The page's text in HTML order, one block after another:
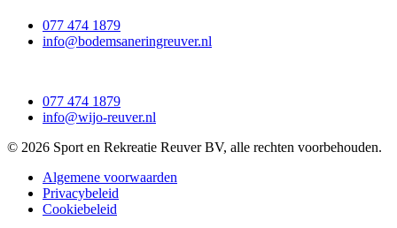
077 474 1879
info@bodemsaneringreuver.nl
077 474 1879
info@wijo-reuver.nl
© 2026 Sport en Rekreatie Reuver BV, alle rechten voorbehouden.
Algemene voorwaarden
Privacybeleid
Cookiebeleid